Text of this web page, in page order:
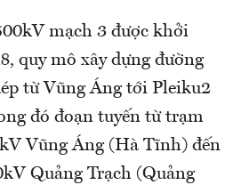
mạch 3 được khởi
quy mô xây dựng đường
từ Vũng Áng tới Pleiku2
đó đoạn tuyến từ trạm
Vũng Áng (Hà Tĩnh) đến
Quảng Trạch (Quảng